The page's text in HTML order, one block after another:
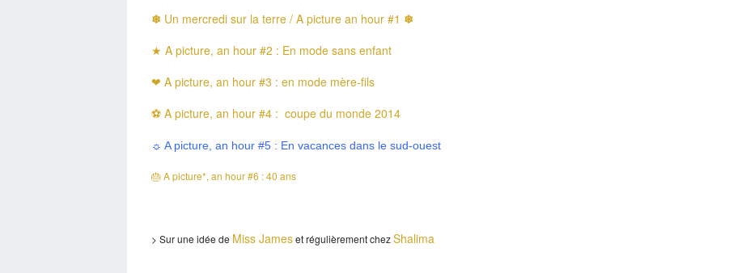
❄ Un mercredi sur la terre / A picture an hour #1 ❄
★ A picture, an hour #2 : En mode sans enfant
❤ A picture, an hour #3 : en mode mère-fils
⚽ A picture, an hour #4 : coupe du monde 2014
☼ A picture, an hour #5 : En vacances dans le sud-ouest
🎂 A picture*, an hour #6 : 40 ans
> Sur une idée de Miss Jameset régulièrement chezShalima